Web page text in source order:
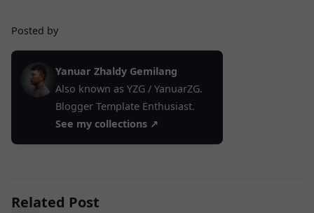
Posted by
Yanuar Zhaldy Gemilang
Also known as YZG / YanuarZG.
Blogger Template Enthusiast.
See my collections ↗
Related Post